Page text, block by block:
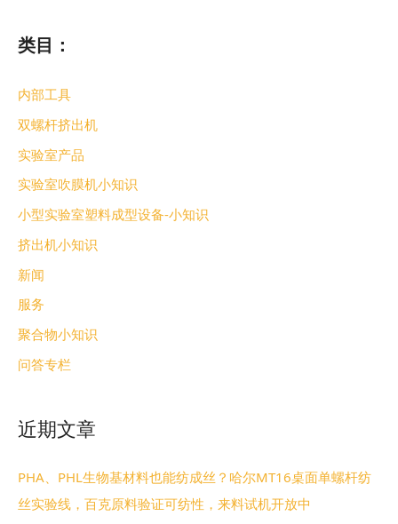
类目：
内部工具
双螺杆挤出机
实验室产品
实验室吹膜机小知识
小型实验室塑料成型设备-小知识
挤出机小知识
新闻
服务
聚合物小知识
问答专栏
近期文章
PHA、PHL生物基材料也能纺成丝？哈尔MT16桌面单螺杆纺
丝实验线，百克原料验证可纺性，来料试机开放中